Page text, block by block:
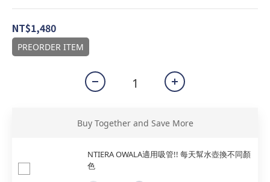
NT$1,480
PREORDER ITEM
Buy Together and Save More
NTIERA OWALA適用吸管!! 每天幫水壺換不同顏
色